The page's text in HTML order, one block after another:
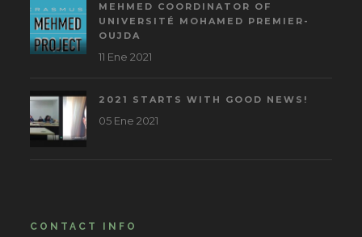
MEHMED COORDINATOR OF
UNIVERSITÉ MOHAMED PREMIER-
OUJDA
11 Ene 2021
2021 STARTS WITH GOOD NEWS!
05 Ene 2021
CONTACT INFO